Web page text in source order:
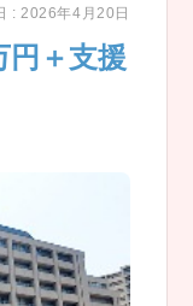
: 2026年4月20日
＋支援